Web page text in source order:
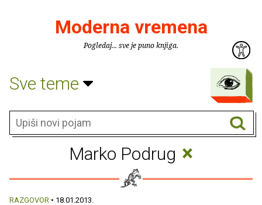
Moderna vremena
Pogledaj... sve je puno knjiga.
Sve teme
Marko Podrug ×
RAZGOVOR • 18.01.2013.